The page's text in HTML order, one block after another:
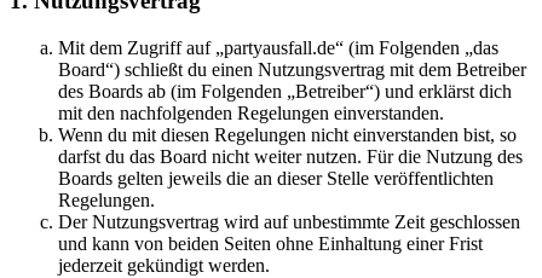
Mit dem Zugriff auf „partyausfall.de“ (im Folgenden „das
Board“) schließt du einen Nutzungsvertrag mit dem Betreiber
des Boards ab (im Folgenden „Betreiber“) und erklärst dich
mit den nachfolgenden Regelungen einverstanden.
Wenn du mit diesen Regelungen nicht einverstanden bist, so
darfst du das Board nicht weiter nutzen. Für die Nutzung des
Boards gelten jeweils die an dieser Stelle veröffentlichten
Regelungen.
Der Nutzungsvertrag wird auf unbestimmte Zeit geschlossen
und kann von beiden Seiten ohne Einhaltung einer Frist
jederzeit gekündigt werden.